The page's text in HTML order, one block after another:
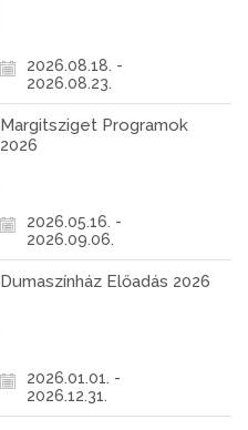
2026.08.18. -
2026.08.23.
Margitsziget Programok
2026
2026.05.16. -
2026.09.06.
Dumaszínház Előadás 2026
2026.01.01. -
2026.12.31.